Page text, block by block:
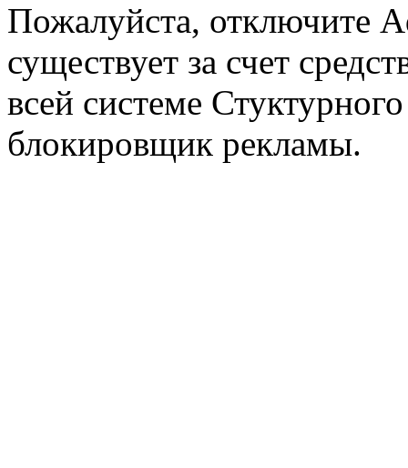
Пожалуйста, отключите
существует за счет
всей системе
блокировщик рекламы.